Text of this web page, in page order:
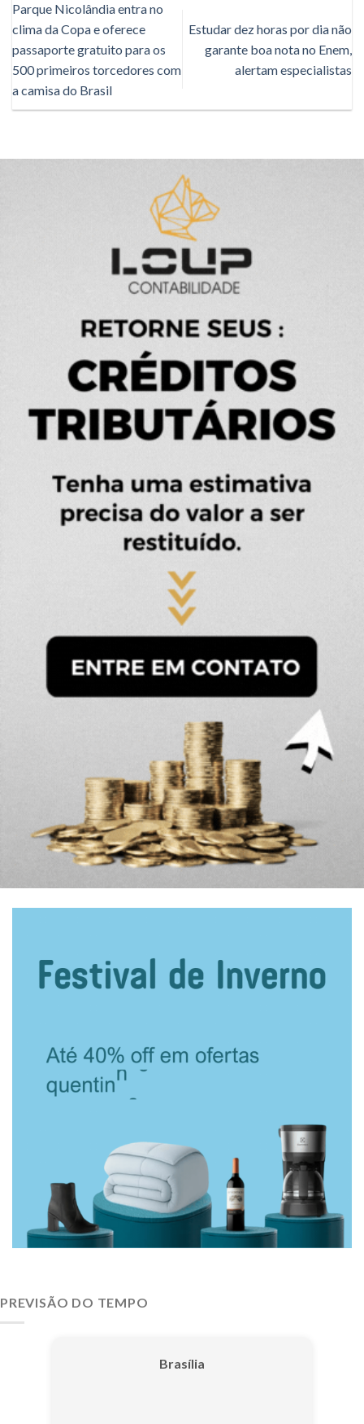
Parque Nicolândia entra no
clima da Copa e oferece
passaporte gratuito para os
500 primeiros torcedores com
a camisa do Brasil
Estudar dez horas por dia não
garante boa nota no Enem,
alertam especialistas
PREVISÃO DO TEMPO
Brasília